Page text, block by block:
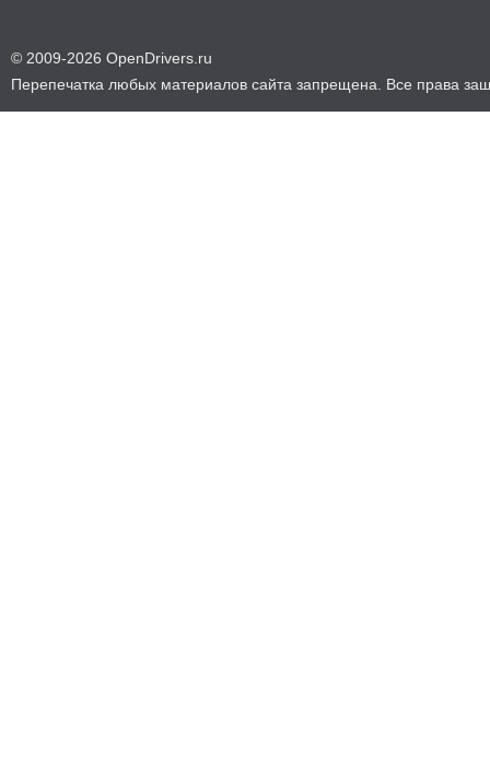
© 2009-2026 OpenDrivers.ru
Перепечатка любых материалов сайта запрещена. Все права